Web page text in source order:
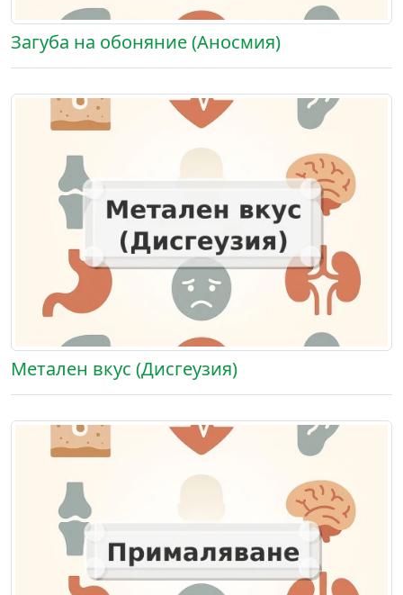
Загуба на обоняние (Аносмия)
Метален вкус (Дисгеузия)